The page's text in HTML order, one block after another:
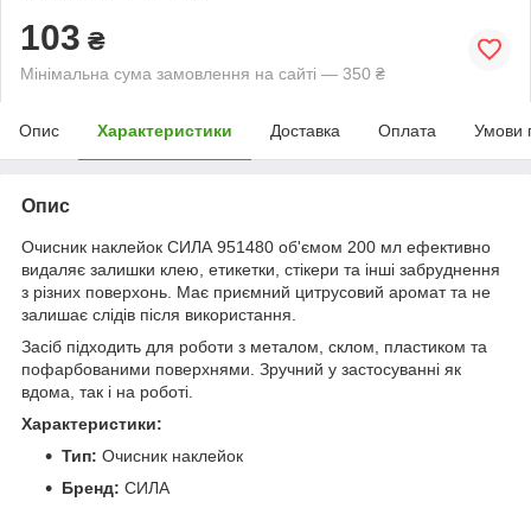
103 ₴
Мінімальна сума замовлення на сайті — 350 ₴
Опис Характеристики Доставка Оплата Умови
Опис
Очисник наклейок СИЛА 951480 об'ємом 200 мл ефективно
видаляє залишки клею, етикетки, стікери та інші забруднення
з різних поверхонь. Має приємний цитрусовий аромат та не
залишає слідів після використання.
Засіб підходить для роботи з металом, склом, пластиком та
пофарбованими поверхнями. Зручний у застосуванні як
вдома, так і на роботі.
Характеристики:
Тип: Очисник наклейок
Бренд: СИЛА